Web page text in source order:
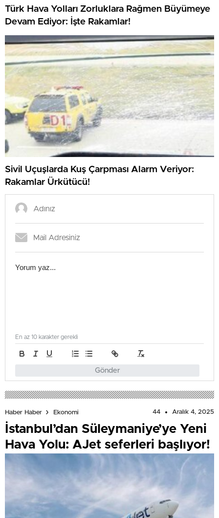
Türk Hava Yolları Zorluklara Rağmen Büyümeye
Devam Ediyor: İşte Rakamlar!
Sivil Uçuşlarda Kuş Çarpması Alarm Veriyor:
Rakamlar Ürkütücü!
Gönder
En az 10 karakter gerekli
Haber Haber Ekonomi 44 Aralık 4, 2025
İstanbul’dan Süleymaniye’ye Yeni
Hava Yolu: AJet seferleri başlıyor!